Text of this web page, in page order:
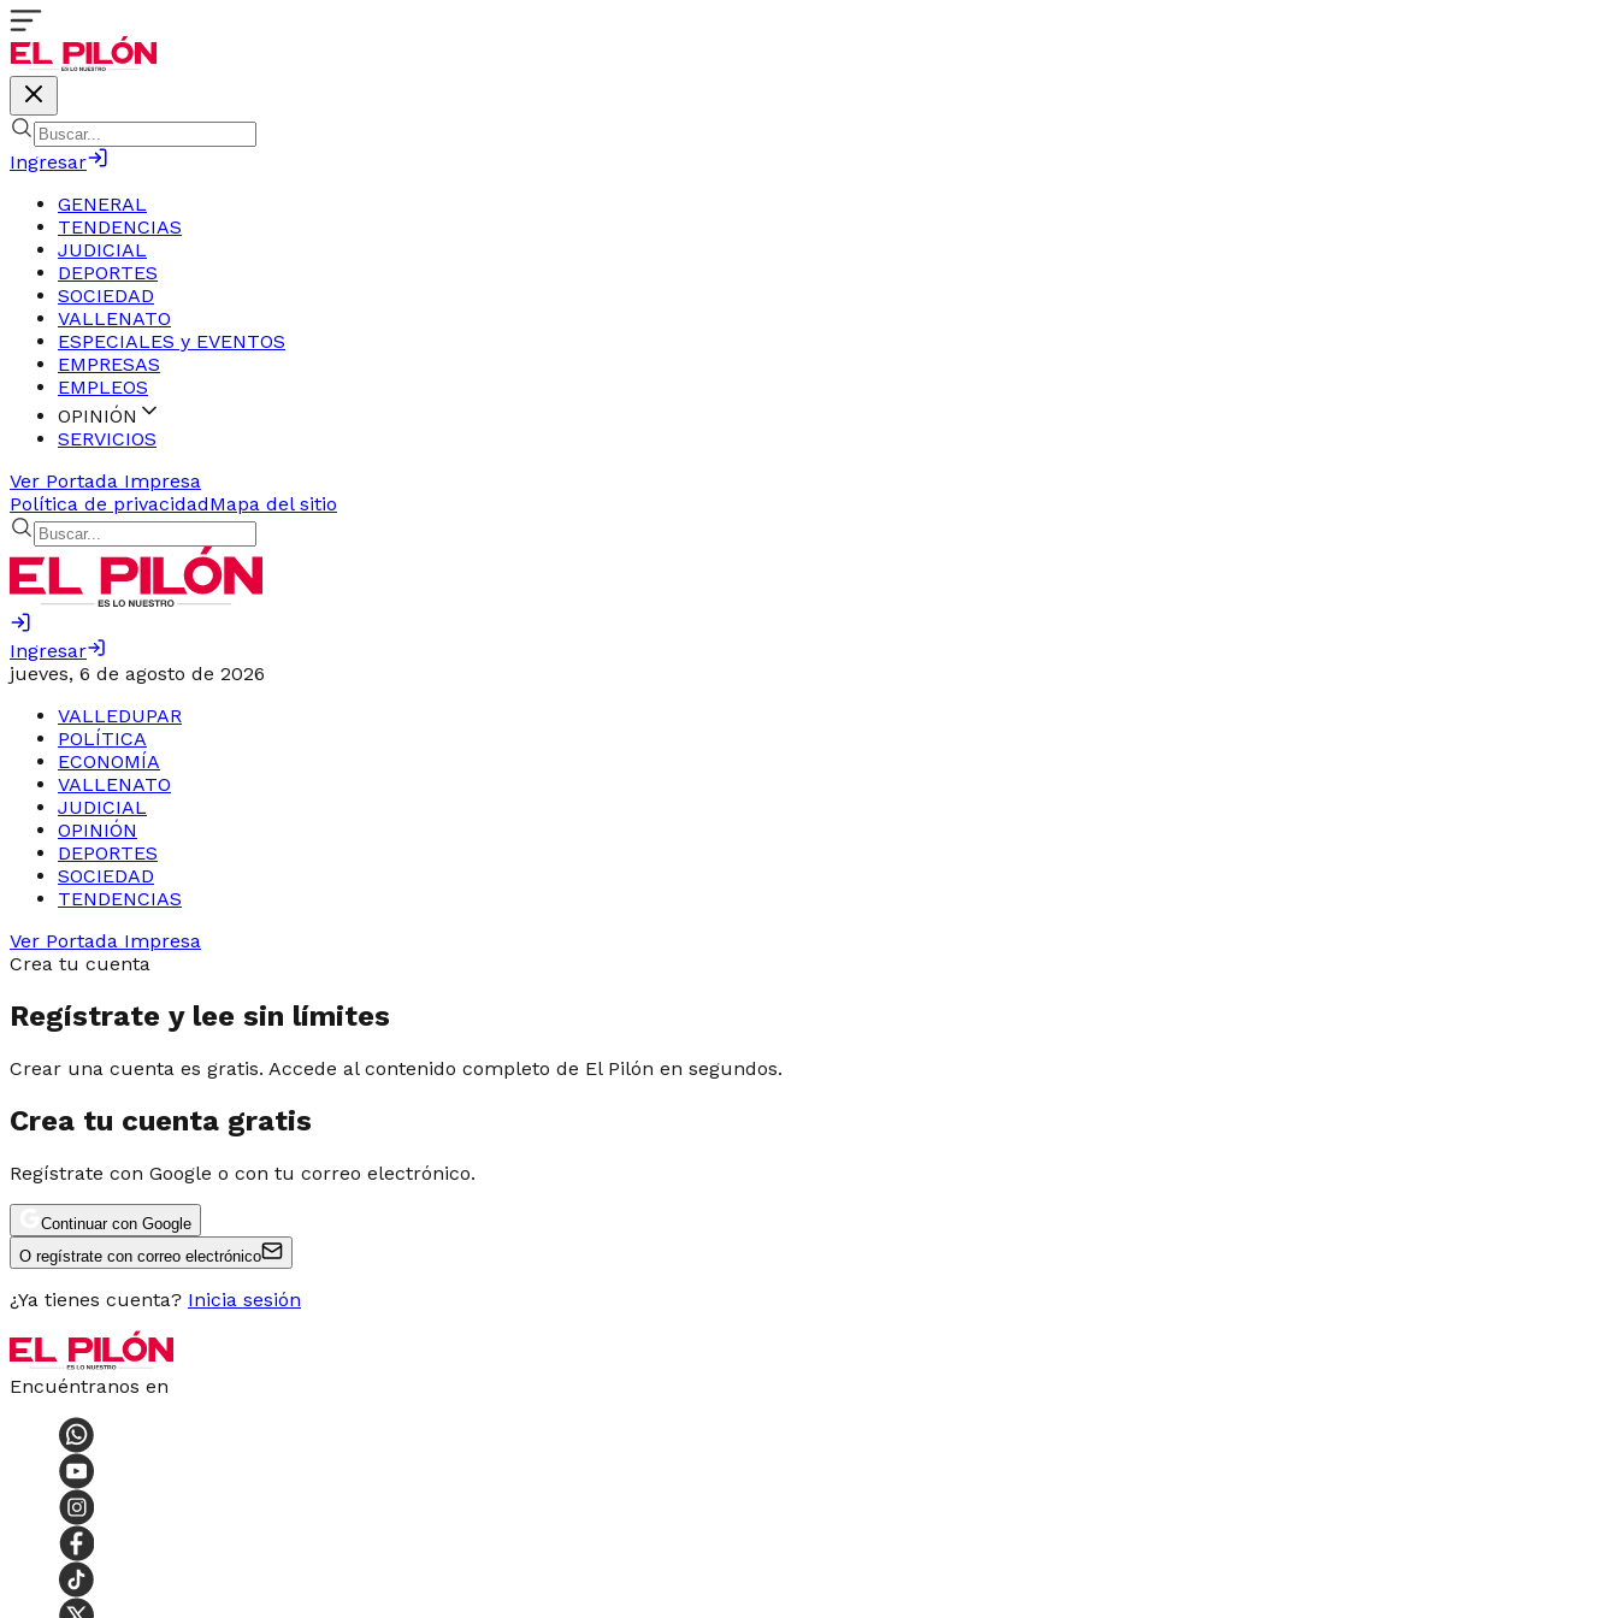
Ingresar
GENERAL
TENDENCIAS
JUDICIAL
DEPORTES
SOCIEDAD
VALLENATO
ESPECIALES y EVENTOS
EMPRESAS
EMPLEOS
OPINIÓN
SERVICIOS
Ver Portada Impresa
Política de privacidadMapa del sitio
Ingresar
jueves, 6 de agosto de 2026
VALLEDUPAR
POLÍTICA
ECONOMÍA
VALLENATO
JUDICIAL
OPINIÓN
DEPORTES
SOCIEDAD
TENDENCIAS
Ver Portada Impresa
Crea tu cuenta
Regístrate y lee sin límites
Crear una cuenta es gratis. Accede al contenido completo de El Pilón en segundos.
Crea tu cuenta gratis
Regístrate con Google o con tu correo electrónico.
Continuar con Google
O regístrate con correo electrónico
¿Ya tienes cuenta? Inicia sesión
Encuéntranos en